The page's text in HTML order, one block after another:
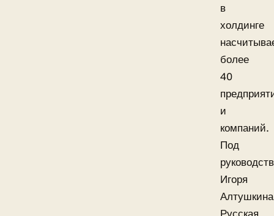
в
холдинге
более
40
и
компаний.
Под
Игоря
Алтушкина
Русская